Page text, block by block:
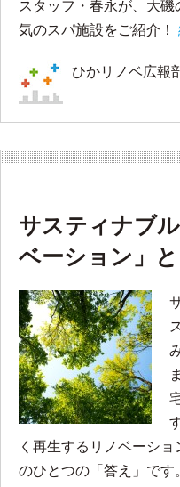
スタッフ・春永が、大
気のスパ施設をご紹介！
ひかリノベ広報
サスティナブ
ベーション」
く再生するリノベーシ
のひとつの「答え」です